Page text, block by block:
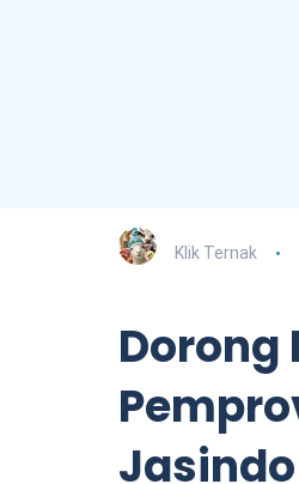
Klik Ternak
Dorong